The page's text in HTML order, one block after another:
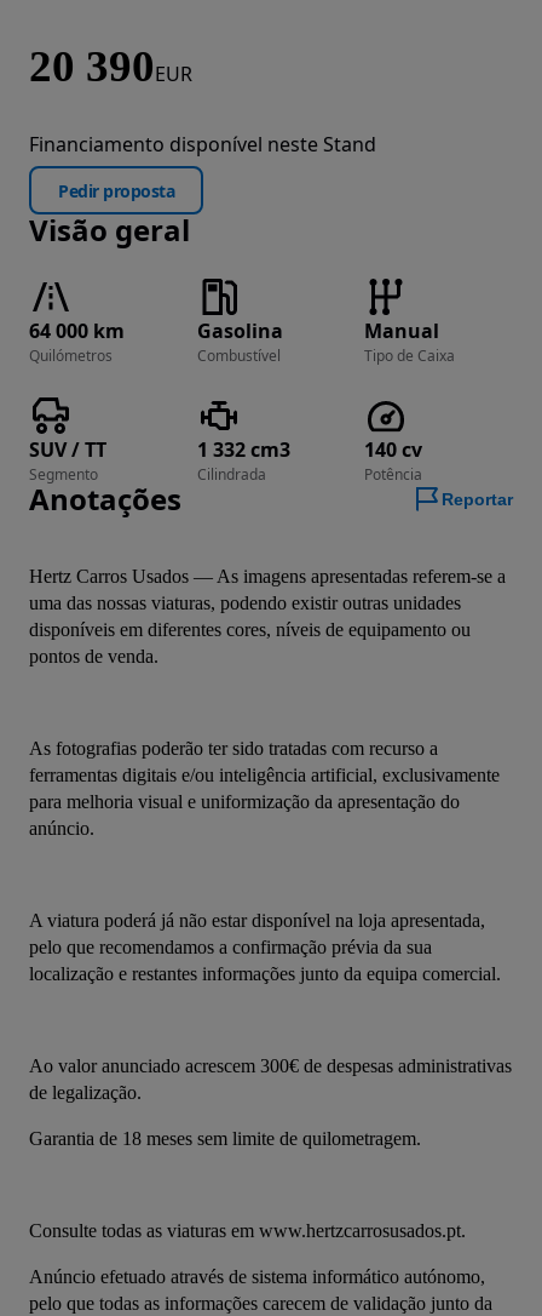
20 390EUR
Financiamento disponível neste Stand
Pedir proposta
Visão geral
64 000 km
Quilómetros
Gasolina
Combustível
Manual
Tipo de Caixa
SUV / TT
Segmento
1 332 cm3
Cilindrada
140 cv
Potência
Anotações Reportar
Hertz Carros Usados — As imagens apresentadas referem-se a
uma das nossas viaturas, podendo existir outras unidades
disponíveis em diferentes cores, níveis de equipamento ou
pontos de venda.
As fotografias poderão ter sido tratadas com recurso a
ferramentas digitais e/ou inteligência artificial, exclusivamente
para melhoria visual e uniformização da apresentação do
anúncio.
A viatura poderá já não estar disponível na loja apresentada,
pelo que recomendamos a confirmação prévia da sua
localização e restantes informações junto da equipa comercial.
Ao valor anunciado acrescem 300€ de despesas administrativas
de legalização.
Garantia de 18 meses sem limite de quilometragem.
Consulte todas as viaturas em www.hertzcarrosusados.pt.
Anúncio efetuado através de sistema informático autónomo,
pelo que todas as informações carecem de validação junto da